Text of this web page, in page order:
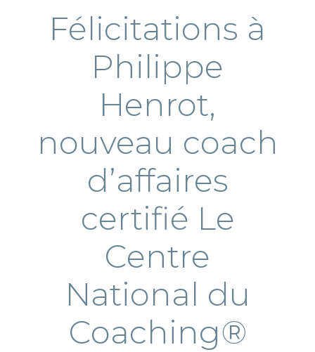
Félicitations à
Philippe
Henrot,
nouveau coach
d’affaires
certifié Le
Centre
National du
Coaching®